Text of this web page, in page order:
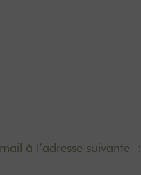
à l’adresse suivante :